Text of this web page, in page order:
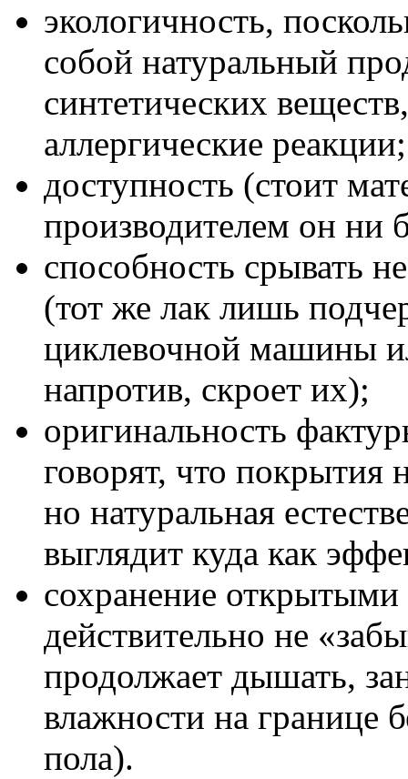
экологичность,
собой натуральный
синтетических
аллергические реакции;
доступность (стоит
производителем он ни
способность срывать
(тот же лак лишь
циклевочной машины
напротив, скроет их);
оригинальность
говорят, что покрытия
но натуральная
выглядит куда как
сохранение
действительно не
продолжает дышать,
влажности на границе
пола).